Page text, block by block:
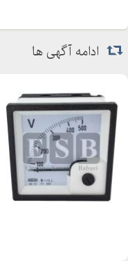
ادامه آگهی ها